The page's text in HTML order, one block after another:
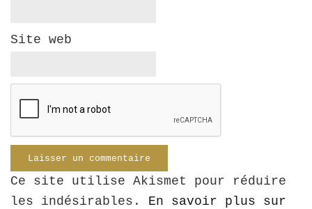
Site web
Ce site utilise Akismet pour réduire
les indésirables. En savoir plus sur